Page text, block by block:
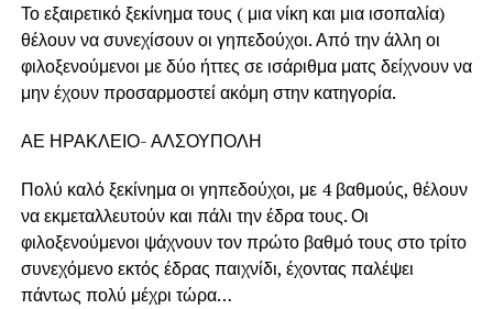
Το εξαιρετικό ξεκίνημα τους ( μια νίκη και μια ισοπαλία)
θέλουν να συνεχίσουν οι γηπεδούχοι. Από την άλλη οι
φιλοξενούμενοι με δύο ήττες σε ισάριθμα ματς δείχνουν να
μην έχουν προσαρμοστεί ακόμη στην κατηγορία.
ΑΕ ΗΡΑΚΛΕΙΟ- ΑΛΣΟΥΠΟΛΗ
Πολύ καλό ξεκίνημα οι γηπεδούχοι, με 4 βαθμούς, θέλουν
να εκμεταλλευτούν και πάλι την έδρα τους. Οι
φιλοξενούμενοι ψάχνουν τον πρώτο βαθμό τους στο τρίτο
συνεχόμενο εκτός έδρας παιχνίδι, έχοντας παλέψει
πάντως πολύ μέχρι τώρα…